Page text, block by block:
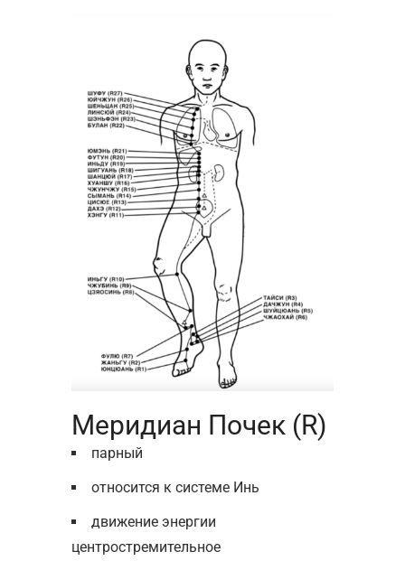
Меридиан Почек (R)
парный
относится к системе Инь
движение энергии
центростремительное